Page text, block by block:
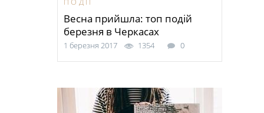
Весна прийшла: топ подій
березня в Черкасах
1 березня 2017 1354 0